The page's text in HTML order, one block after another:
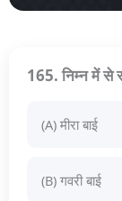
165. निम्न में से
(A) मीरा बाई
(B) गवरी बाई